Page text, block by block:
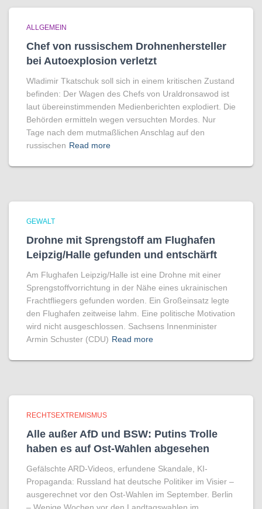
ALLGEMEIN
Chef von russischem Drohnenhersteller
bei Autoexplosion verletzt
Wladimir Tkatschuk soll sich in einem kritischen Zustand
befinden: Der Wagen des Chefs von Uraldronsawod ist
laut übereinstimmenden Medienberichten explodiert. Die
Behörden ermitteln wegen versuchten Mordes. Nur
Tage nach dem mutmaßlichen Anschlag auf den
russischen Read more
GEWALT
Drohne mit Sprengstoff am Flughafen
Leipzig/Halle gefunden und entschärft
Am Flughafen Leipzig/Halle ist eine Drohne mit einer
Sprengstoffvorrichtung in der Nähe eines ukrainischen
Frachtfliegers gefunden worden. Ein Großeinsatz legte
den Flughafen zeitweise lahm. Eine politische Motivation
wird nicht ausgeschlossen. Sachsens Innenminister
Armin Schuster (CDU) Read more
RECHTSEXTREMISMUS
Alle außer AfD und BSW: Putins Trolle
haben es auf Ost-Wahlen abgesehen
Gefälschte ARD-Videos, erfundene Skandale, KI-
Propaganda: Russland hat deutsche Politiker im Visier –
ausgerechnet vor den Ost-Wahlen im September. Berlin